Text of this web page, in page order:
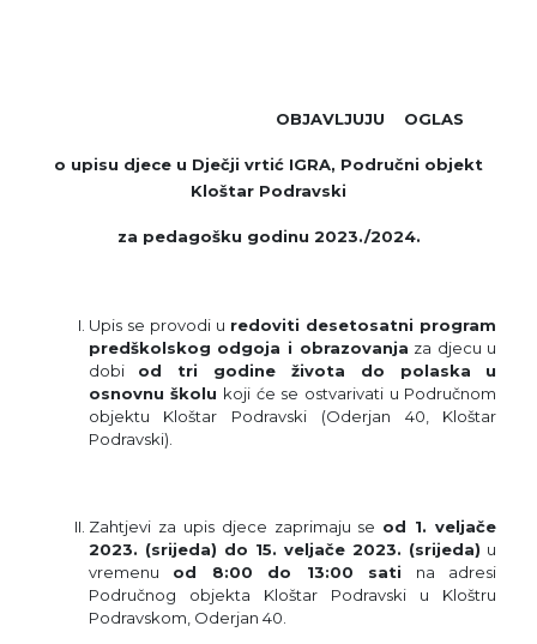
OBJAVLJUJU OGLAS
o upisu djece u Dječji vrtić IGRA, Područni objekt
Kloštar Podravski
za pedagošku godinu 2023./2024.
Upis se provodi u redoviti desetosatni program
predškolskog odgoja i obrazovanja za djecu u
dobi od tri godine života do polaska u
osnovnu školu koji će se ostvarivati u Područnom
objektu Kloštar Podravski (Oderjan 40, Kloštar
Podravski).
Zahtjevi za upis djece zaprimaju se od 1. veljače
2023. (srijeda) do 15. veljače 2023. (srijeda) u
vremenu od 8:00 do 13:00 sati na adresi
Područnog objekta Kloštar Podravski u Kloštru
Podravskom, Oderjan 40.